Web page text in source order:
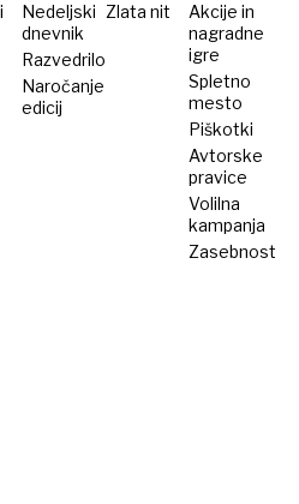
Nedeljski
dnevnik
Razvedrilo
Naročanje
edicij
Zlata nit
Akcije in
nagradne
igre
Spletno
mesto
Piškotki
Avtorske
pravice
Volilna
kampanja
Zasebnost